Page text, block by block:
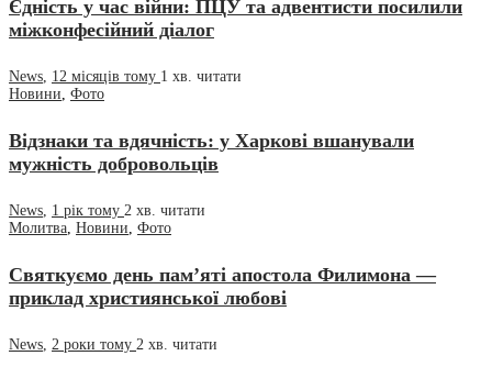
Єдність у час війни: ПЦУ та адвентисти посилили
міжконфесійний діалог
News, 12 місяців тому 1 хв. читати
Новини, Фото
Відзнаки та вдячність: у Харкові вшанували
мужність добровольців
News 1 рік тому 2 хв. читати
Молитва Новини Фото
Святкуємо день пам’яті апостола Филимона —
приклад християнської любові
News 2 роки тому 2 хв. читати